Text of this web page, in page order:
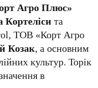
Агро Плюс»
Кортеліси та
ТОВ «Корт Агро
Козак, а основним
культур. Торік
в